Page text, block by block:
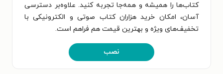
کتاب‌ها را همیشه و همه‌جا تجربه کنید. علاوه‌بر دسترسی
آسان، امکان خرید هزاران کتاب صوتی و الکترونیکی با
تخفیف‌های ویژه و بهترین قیمت هم فراهم است.
نصب